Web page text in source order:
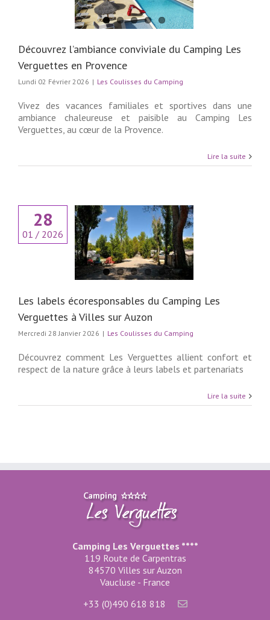
Découvrez l’ambiance conviviale du Camping Les
Verguettes en Provence
Lundi 02 Février 2026 | Les Coulisses du Camping
Vivez des vacances familiales et sportives dans une
ambiance chaleureuse et paisible au Camping Les
Verguettes, au cœur de la Provence.
Lire la suite
28
01 / 2026
écoresponsables
Les labels écoresponsables du Camping Les
Verguettes à Villes sur Auzon
Mercredi 28 Janvier 2026 | Les Coulisses du Camping
Découvrez comment Les Verguettes allient confort et
respect de la nature grâce à leurs labels et partenariats
Lire la suite
Camping Les Verguettes ****
119 Route de Carpentras
84570 Villes sur Auzon
Vaucluse - France
+33 (0)490 618 818